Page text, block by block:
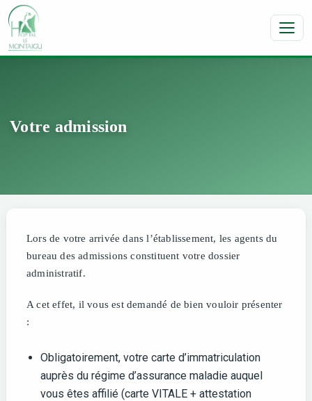
Votre admission
Lors de votre arrivée dans l’établissement, les agents du
bureau des admissions constituent votre dossier
administratif.
A cet effet, il vous est demandé de bien vouloir présenter
:
Obligatoirement, votre carte d’immatriculation
auprès du régime d’assurance maladie auquel
vous êtes affilié (carte VITALE + attestation